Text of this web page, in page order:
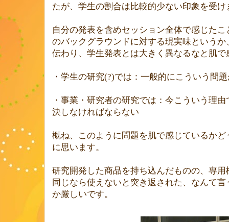
たが、学生の割合は比較的少ない印象を受け
自分の発表を含めセッション全体で感じた
のバックグラウンドに対する現実味という
伝わり、学生発表とは大きく異なるなと肌で
・学生の研究(?)では：一般的にこういう問
・事業・研究者の研究では：今こういう理
決しなければならない
概ね、このように問題を肌で感じているか
に思います。
研究開発した商品を持ち込んだものの、専
同じなら使えないと突き返された、なんて
か厳しいです。